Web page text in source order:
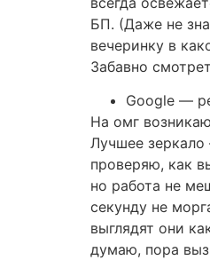
БП. (Даже не
вечеринку в
Забавно
Google —
На омг
Лучшее
проверяю, как
но работа не
секунду не
выглядят они
думаю, пора